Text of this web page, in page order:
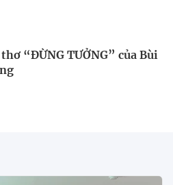
“ĐỪNG TƯỞNG” của Bùi